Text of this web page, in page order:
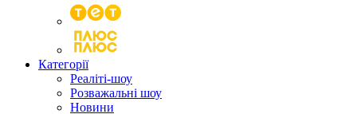
Категорії
Реаліті-шоу
Розважальні шоу
Новини